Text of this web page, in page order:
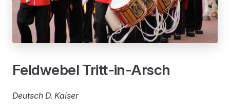
Feldwebel Tritt-in-Arsch
Deutsch D. Kaiser